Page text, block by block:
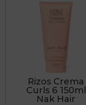
Rizos Crema
Curls 6 150ml
Nak Hair